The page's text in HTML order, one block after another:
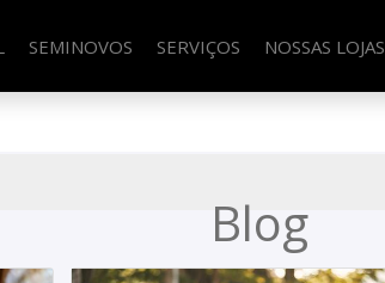
SEMINOVOS SERVIÇOS NOSSAS LOJAS
Blog